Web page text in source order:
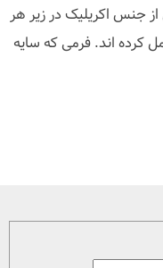
جنس اکریلیک در زیر هر
کرده اند. فرمی که سایه